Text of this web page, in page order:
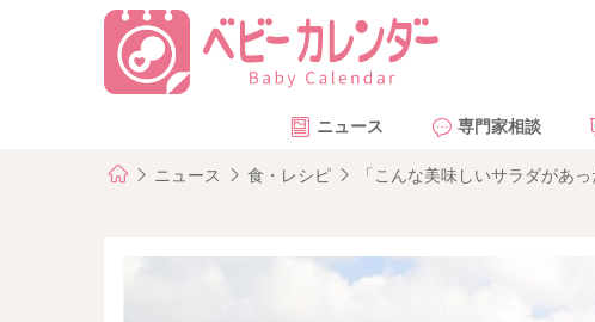
ニュース 専門家相談
ニュース 食・レシピ 「こんな美味しいサラダがあ